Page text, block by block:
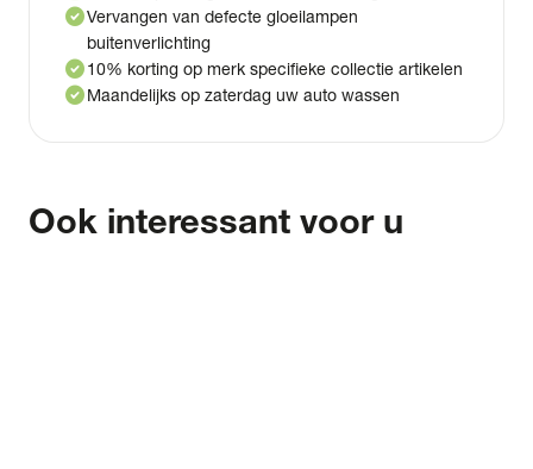
check_circleVervangen van defecte gloeilampen
buitenverlichting
check_circle10% korting op merk specifieke collectie artikelen
check_circleMaandelijks op zaterdag uw auto wassen
Ook interessant voor u